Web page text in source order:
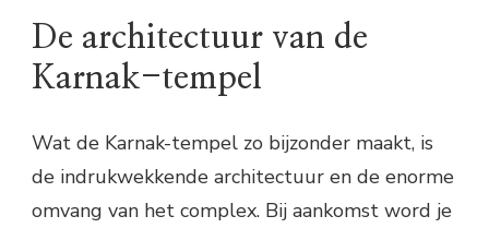
De architectuur van de
Karnak-tempel
Wat de Karnak-tempel zo bijzonder maakt, is
de indrukwekkende architectuur en de enorme
omvang van het complex. Bij aankomst word je